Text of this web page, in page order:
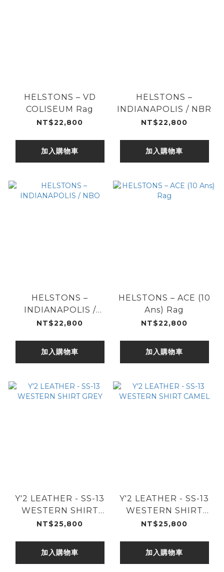
HELSTONS – VD
COLISEUM Rag
NT$22,800
加入購物車
HELSTONS –
INDIANAPOLIS / NBR
NT$22,800
加入購物車
HELSTONS –
INDIANAPOLIS /
NBO
NT$22,800
加入購物車
HELSTONS – ACE (10
Ans) Rag
NT$22,800
加入購物車
Y'2 LEATHER - SS-13
WESTERN SHIRT
GREY
NT$25,800
加入購物車
Y'2 LEATHER - SS-13
WESTERN SHIRT
CAMEL
NT$25,800
加入購物車